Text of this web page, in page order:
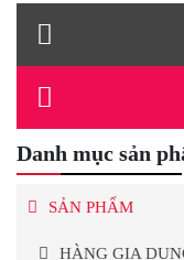
Danh mục sản
SẢN PHẨM
HÀNG GIA